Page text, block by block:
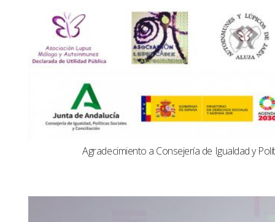
Agradecimiento a Consejería de Igualdad y